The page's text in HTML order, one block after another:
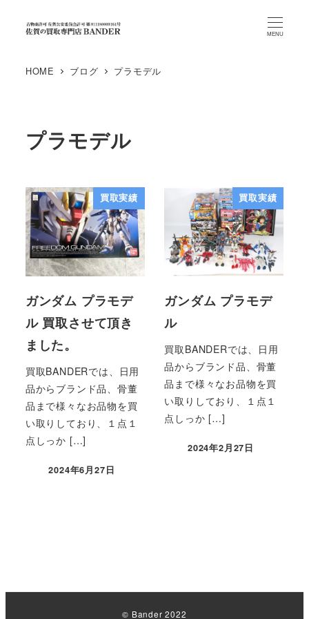
MENU
HOME ブログ プラモデル
プラモデル
買取実績
ガンダム プラモデ
ル 買取させて頂き
ました。
買取BANDERでは、日用
品からブランド品、骨董
品まで様々なお品物を買
い取りしており、１点１
点しっか […]
2024年6月27日
買取実績
ガンダム プラモデ
ル
買取BANDERでは、日用
品からブランド品、骨董
品まで様々なお品物を買
い取りしており、１点１
点しっか […]
2024年2月27日
© Bander 2022